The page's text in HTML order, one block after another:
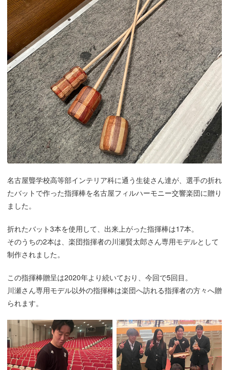
名古屋聾学校高等部インテリア科に通う生徒さん達が、選手の折れ
たバットで作った指揮棒を名古屋フィルハーモニー交響楽団に贈り
ました。
折れたバット3本を使用して、出来上がった指揮棒は17本。
そのうちの2本は、楽団指揮者の川瀬賢太郎さん専用モデルとして
制作されました。
この指揮棒贈呈は2020年より続いており、今回で5回目。
川瀬さん専用モデル以外の指揮棒は楽団へ訪れる指揮者の方々へ贈
られます。